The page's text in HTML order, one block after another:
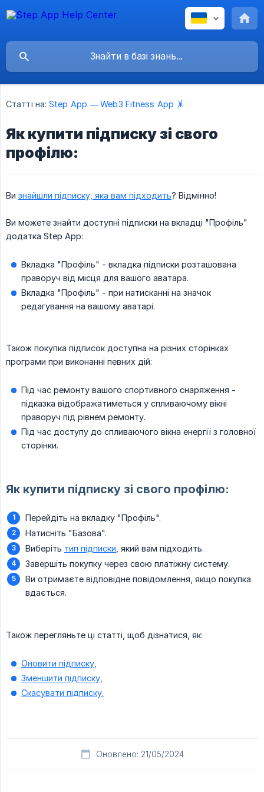
Статті на: Step App — Web3 Fitness App 🤸
Як купити підписку зі свого
профілю:
Ви знайшли підписку, яка вам підходить? Відмінно!
Ви можете знайти доступні підписки на вкладці "Профіль"
додатка Step App:
Вкладка "Профіль" - вкладка підписки розташована
праворуч від місця для вашого аватара.
Вкладка "Профіль" - при натисканні на значок
редагування на вашому аватарі.
Також покупка підписок доступна на різних сторінках
програми при виконанні певних дій:
Під час ремонту вашого спортивного снаряження -
підказка відображатиметься у спливаючому вікні
праворуч під рівнем ремонту.
Під час доступу до спливаючого вікна енергії з головної
сторінки.
Як купити підписку зі свого профілю:
Перейдіть на вкладку "Профіль".
Натисніть "Базова".
Виберіть тип підписки , який вам підходить.
Завершіть покупку через свою платіжну систему.
Ви отримаєте відповідне повідомлення, якщо покупка
вдається.
Також перегляньте ці статті, щоб дізнатися, як:
Оновити підписку,
Зменшити підписку,
Скасувати підписку.
Оновлено: 21/05/2024